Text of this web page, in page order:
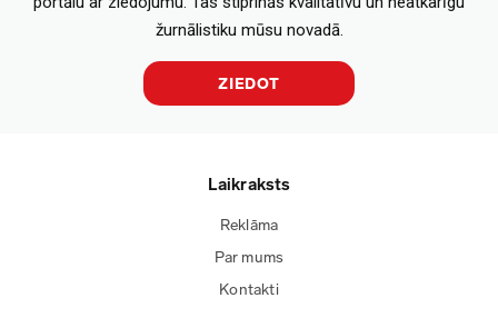
žurnālistiku mūsu novadā.
ZIEDOT
Laikraksts
Reklāma
Par mums
Kontakti